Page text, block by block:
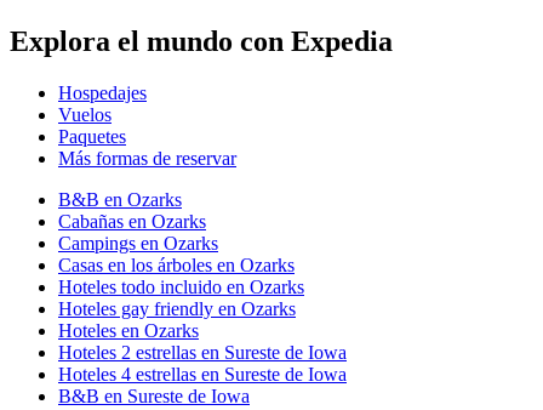
Explora el mundo con Expedia
Hospedajes
Vuelos
Paquetes
Más formas de reservar
B&B en Ozarks
Cabañas en Ozarks
Campings en Ozarks
Casas en los árboles en Ozarks
Hoteles todo incluido en Ozarks
Hoteles gay friendly en Ozarks
Hoteles en Ozarks
Hoteles 2 estrellas en Sureste de Iowa
Hoteles 4 estrellas en Sureste de Iowa
B&B en Sureste de Iowa